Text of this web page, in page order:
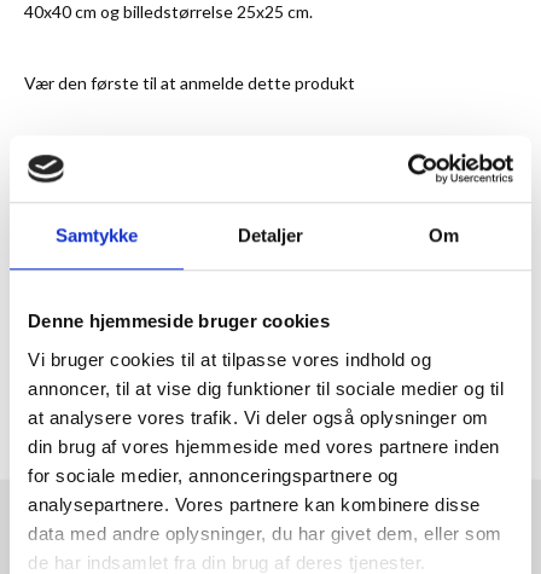
Samtykke Detaljer Om
Denne hjemmeside bruger cookies
Vi bruger cookies til at tilpasse vores indhold og
annoncer, til at vise dig funktioner til sociale medier og til
at analysere vores trafik. Vi deler også oplysninger om
din brug af vores hjemmeside med vores partnere inden
for sociale medier, annonceringspartnere og
analysepartnere. Vores partnere kan kombinere disse
data med andre oplysninger, du har givet dem, eller som
de har indsamlet fra din brug af deres tjenester.
40x40 cm og billedstørrelse 25x25 cm.
Vær den første til at anmelde dette produkt
ANMELDT TIL 5/5★ 1-3 DAGES LEVERING FRI FRAGT 499,- INFO
MERE INFORMATION
ANMELDELSER
RAMMESHOPPEN.DK